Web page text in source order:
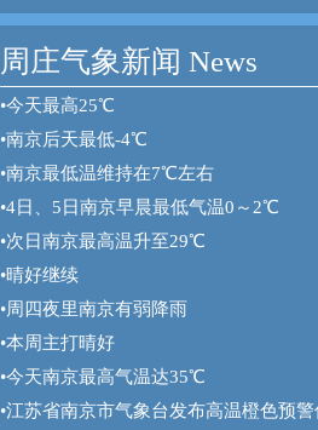
周庄气象新闻 News
•今天最高25℃
•南京后天最低-4℃
•南京最低温维持在7℃左右
•4日、5日南京早晨最低气温0～2℃
•次日南京最高温升至29℃
•晴好继续
•周四夜里南京有弱降雨
•本周主打晴好
•今天南京最高气温达35℃
•江苏省南京市气象台发布高温橙色预警